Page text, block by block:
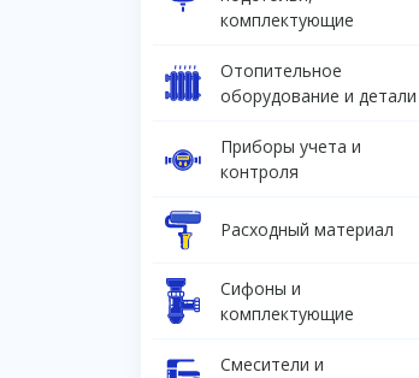
комплектующие
Отопительное
оборудование и детали
Приборы учета и
контроля
Расходный материал
Сифоны и
комплектующие
Смесители и